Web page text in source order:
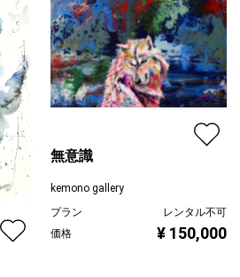
内
につけ入り
いく
ライ効果。
れは実は、密接に関係している。
無意識
kemono gallery
プラン
レンタル不可
価格
¥ 150,000